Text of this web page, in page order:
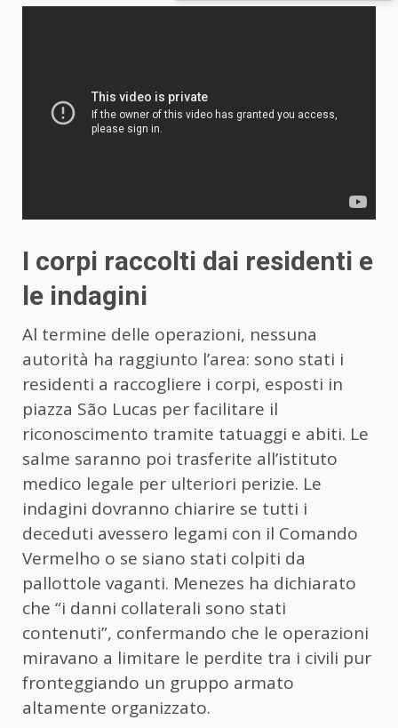
I corpi raccolti dai residenti e
le indagini
Al termine delle operazioni, nessuna
autorità ha raggiunto l’area: sono stati i
residenti a raccogliere i corpi, esposti in
piazza São Lucas per facilitare il
riconoscimento tramite tatuaggi e abiti. Le
salme saranno poi trasferite all’istituto
medico legale per ulteriori perizie. Le
indagini dovranno chiarire se tutti i
deceduti avessero legami con il Comando
Vermelho o se siano stati colpiti da
pallottole vaganti. Menezes ha dichiarato
che “i danni collaterali sono stati
contenuti”, confermando che le operazioni
miravano a limitare le perdite tra i civili pur
fronteggiando un gruppo armato
altamente organizzato.